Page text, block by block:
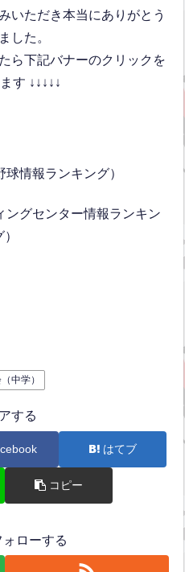
いただき本当にありがとう
した。
ら下記バナーのクリックを
す ↓↓↓↓↓
球情報ランキング）
ングセンター情報ランキン
中学）
する
はてブ
コピー
ローする